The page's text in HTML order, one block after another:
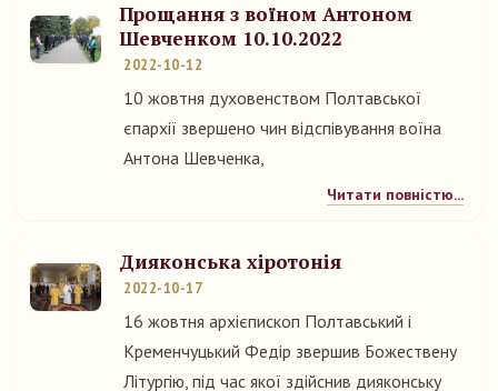
Прощання з воїном Антоном
Шевченком 10.10.2022
2022-10-12
10 жовтня духовенством Полтавської
єпархії звершено чин відспівування воїна
Антона Шевченка,
Читати повністю...
Дияконська хіротонія
2022-10-17
16 жовтня архієпископ Полтавський і
Кременчуцький Федір звершив Божествену
Літургію, під час якої здійснив дияконську